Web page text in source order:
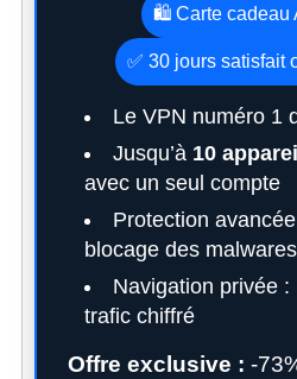
🛍️ Carte cadeau
✅ 30 jours satisfait
Le VPN numéro 1
Jusqu’à 10
avec un seul compte
Protection
blocage des malwares
Navigation privée :
trafic chiffré
Offre exclusive : -